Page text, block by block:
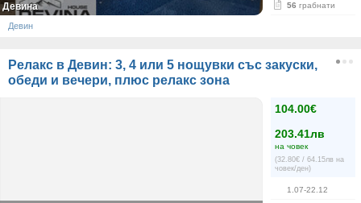
56 грабнати
Девина
Девин
Релакс в Девин: 3, 4 или 5 нощувки със закуски,
обеди и вечери, плюс релакс зона
104.00€
203.41лв
на човек
(32.80€ / 64.15лв на
човек/ден)
1.07-22.12